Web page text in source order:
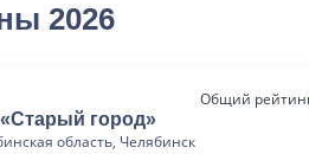
2026
Общий
город»
область, Челябинск